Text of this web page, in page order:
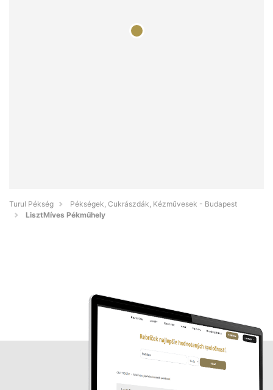
Turul Pékség
Pékségek, Cukrászdák, Kézművesek - Budapest
LisztMíves Pékműhely